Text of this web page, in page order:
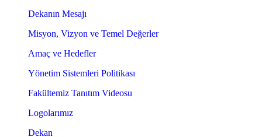
Dekanın Mesajı
Misyon, Vizyon ve Temel Değerler
Amaç ve Hedefler
Yönetim Sistemleri Politikası
Fakültemiz Tanıtım Videosu
Logolarımız
Dekan